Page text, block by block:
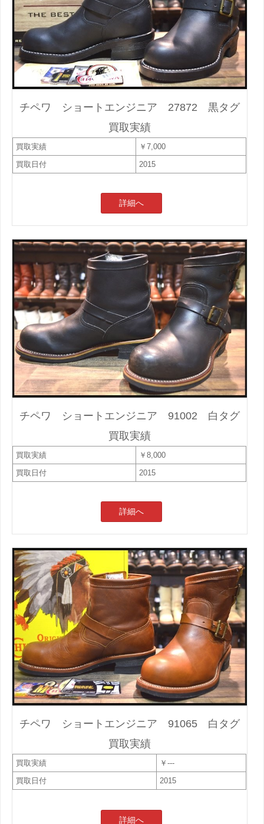
チペワ ショートエンジニア 27872 黒タグ
買取実績
買取実績
￥7,000
買取日付
2015
詳細へ
チペワ ショートエンジニア 91002 白タグ
買取実績
買取実績
￥8,000
買取日付
2015
詳細へ
チペワ ショートエンジニア 91065 白タグ
買取実績
買取実績
￥---
買取日付
2015
詳細へ